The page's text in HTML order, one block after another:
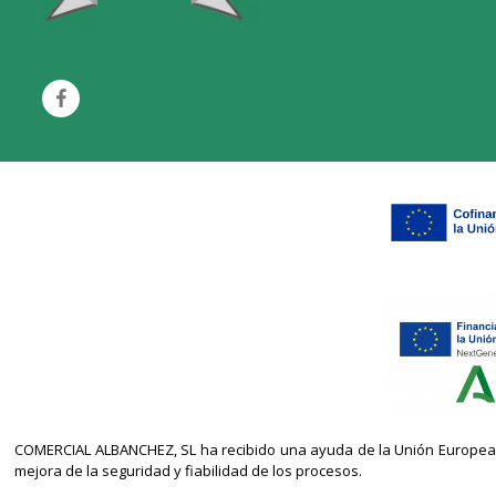
COMERCIAL ALBANCHEZ, SL ha recibido una ayuda de la Unión
mejora de la seguridad y fiabilidad de los procesos.